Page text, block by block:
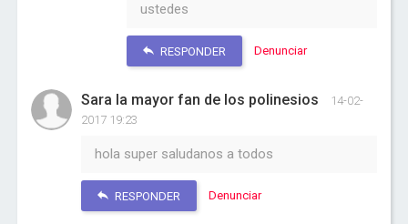
ustedes
RESPONDER Denunciar
Sara la mayor fan de los polinesios
14-02-
2017 19:23
hola super saludanos a todos
RESPONDER Denunciar